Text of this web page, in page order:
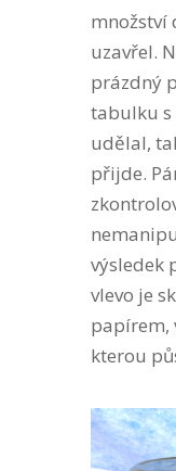
množství
uzavřel.
prázdný
tabulku s
udělal,
přijde.
výsledek
vlevo je
papírem,
kterou